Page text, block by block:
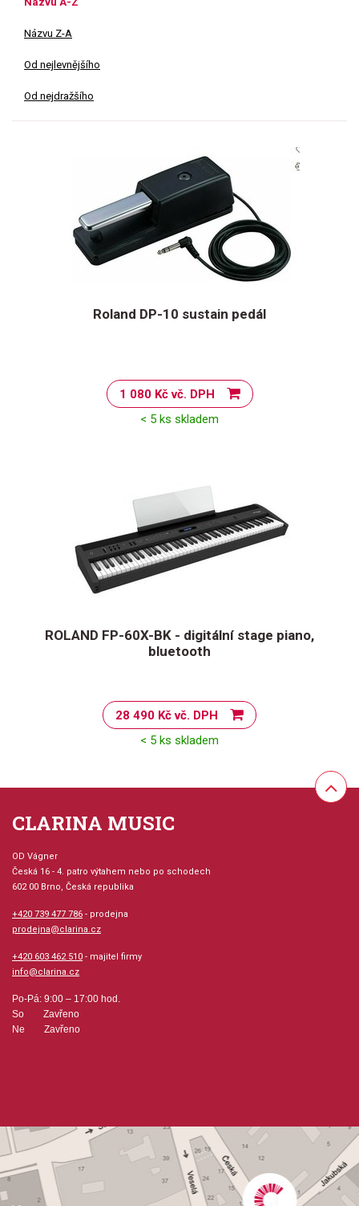
Názvu Z-A
Od nejlevnějšího
Od nejdražšího
Roland DP-10 sustain pedál
1 080 Kč vč. DPH
< 5 ks skladem
ROLAND FP-60X-BK - digitální stage piano,
bluetooth
28 490 Kč vč. DPH
< 5 ks skladem
CLARINA MUSIC
OD Vágner
Česká 16 - 4. patro výtahem nebo po schodech
602 00 Brno, Česká republika
+420 739 477 786 - prodejna
prodejna@clarina.cz
+420 603 462 510 - majitel firmy
info@clarina.cz
Po-Pá: 9:00 – 17:00 hod.
So Zavřeno
Ne Zavřeno